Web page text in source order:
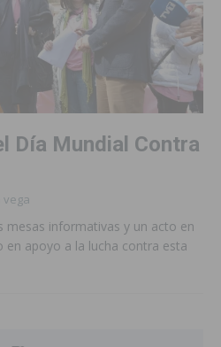
Día Mundial Contra
vega
mesas informativas y un acto en
en apoyo a la lucha contra esta